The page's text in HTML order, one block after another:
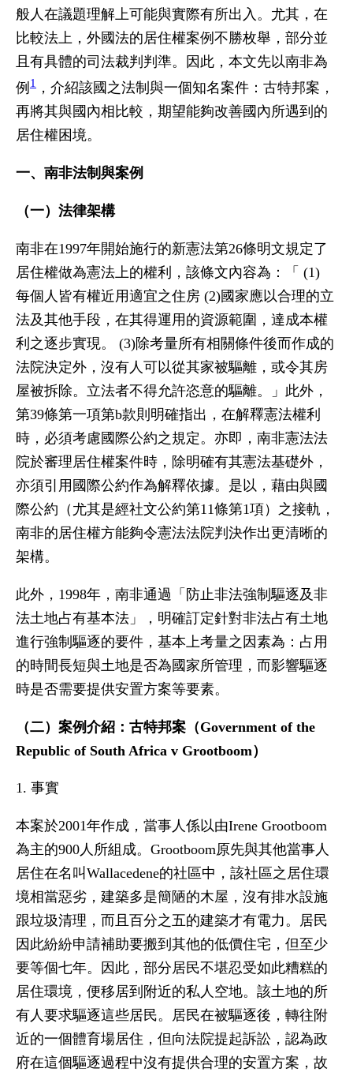
般人在議題理解上可能與實際有所出入。尤其，在
比較法上，外國法的居住權案例不勝枚舉，部分並
且有具體的司法裁判判準。因此，本文先以南非為
例 1
，介紹該國之法制與一個知名案件：古特邦案，
再將其與國內相比較，期望能夠改善國內所遇到的
居住權困境。
一、南非法制與案例
（一）法律架構
南非在1997年開始施行的新憲法第26條明文規定了
居住權做為憲法上的權利，該條文內容為：「 (1)
每個人皆有權近用適宜之住房 (2)國家應以合理的立
法及其他手段，在其得運用的資源範圍，達成本權
利之逐步實現。 (3)除考量所有相關條件後而作成的
法院決定外，沒有人可以從其家被驅離，或令其房
屋被拆除。立法者不得允許恣意的驅離。」此外，
第39條第一項第b款則明確指出，在解釋憲法權利
時，必須考慮國際公約之規定。亦即，南非憲法法
院於審理居住權案件時，除明確有其憲法基礎外，
亦須引用國際公約作為解釋依據。是以，藉由與國
際公約（尤其是經社文公約第11條第1項）之接軌，
南非的居住權方能夠令憲法法院判決作出更清晰的
架構。
此外，1998年，南非通過「防止非法強制驅逐及非
法土地占有基本法」，明確訂定針對非法占有土地
進行強制驅逐的要件，基本上考量之因素為：占用
的時間長短與土地是否為國家所管理，而影響驅逐
時是否需要提供安置方案等要素。
（二）案例介紹：古特邦案（Government of the
Republic of South Africa v Grootboom）
1. 事實
本案於2001年作成，當事人係以由Irene Grootboom
為主的900人所組成。Grootboom原先與其他當事人
居住在名叫Wallacedene的社區中，該社區之居住環
境相當惡劣，建築多是簡陋的木屋，沒有排水設施
跟垃圾清理，而且百分之五的建築才有電力。居民
因此紛紛申請補助要搬到其他的低價住宅，但至少
要等個七年。因此，部分居民不堪忍受如此糟糕的
居住環境，便移居到附近的私人空地。該土地的所
有人要求驅逐這些居民。居民在被驅逐後，轉往附
近的一個體育場居住，但向法院提起訴訟，認為政
府在這個驅逐過程中沒有提供合理的安置方案，故